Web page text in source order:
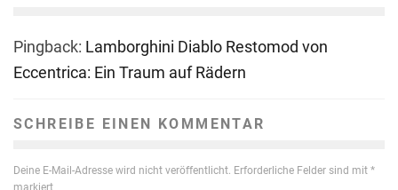
Pingback: Lamborghini Diablo Restomod von
Eccentrica: Ein Traum auf Rädern
SCHREIBE EINEN KOMMENTAR
Deine E-Mail-Adresse wird nicht veröffentlicht. Erforderliche Felder sind mit *
markiert